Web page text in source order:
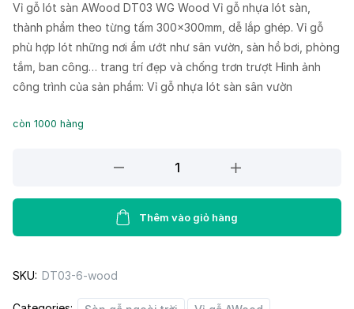
Vỉ gỗ lót sàn AWood DT03 WG Wood Vỉ gỗ nhựa lót sàn,
thành phẩm theo từng tấm 300x300mm, dễ lắp ghép. Vỉ gỗ
phù hợp lót những nơi ẩm ướt như sân vườn, sàn hồ bơi, phòng
tắm, ban công… trang trí đẹp và chống trơn trượt Hình ảnh
công trình của sản phẩm: Vỉ gỗ nhựa lót sàn sân vườn
còn 1000 hàng
DT03
Wood
Thêm vào giỏ hàng
SKU: DT03-6-wood